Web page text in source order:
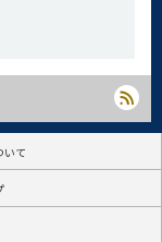
いて